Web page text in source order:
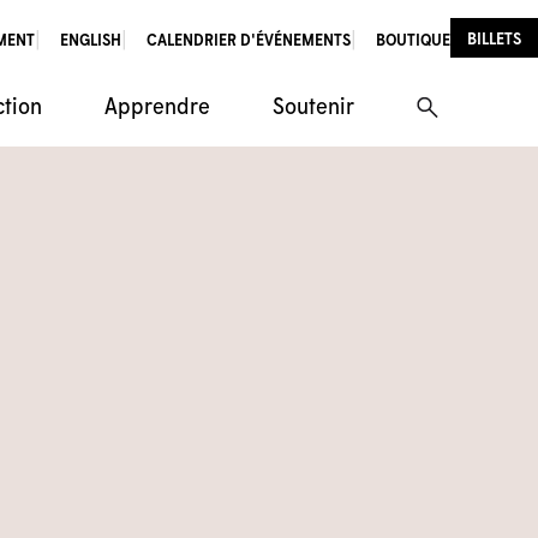
ENGLISH CALENDRIER D'ÉVÉNEMENTS BOUTIQUE BILLETS
Apprendre
Soutenir